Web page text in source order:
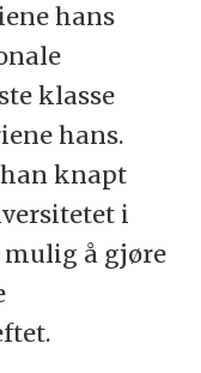
hans
klasse
hans.
knapt
i
mulig å gjøre